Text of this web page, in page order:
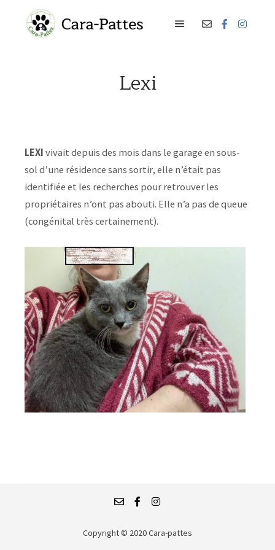
Lexi
LEXIvivait depuis des mois dans le garage en sous-
sol d’une résidence sans sortir, elle n’était pas
identifiée et les recherches pour retrouver les
propriétaires n’ont pas abouti. Elle n’a pas de queue
(congénital très certainement).
Copyright © 2020 Cara-pattes